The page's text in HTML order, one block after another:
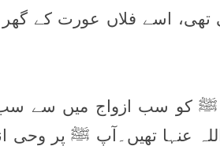
تھی، اسے فلاں عورت کے
کو سب ازواج میں سے سب
عنہا تھیں۔آپ ﷺ پر وحی